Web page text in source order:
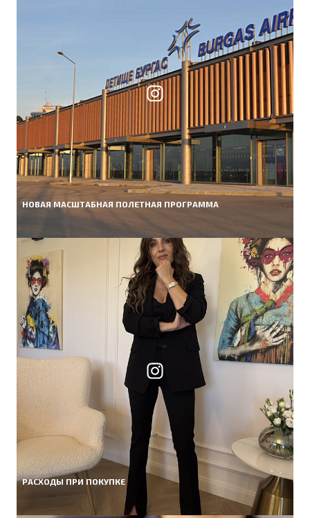
НОВАЯ МАСШТАБНАЯ ПОЛЕТНАЯ ПРОГРАММА
РАСХОДЫ ПРИ ПОКУПКЕ